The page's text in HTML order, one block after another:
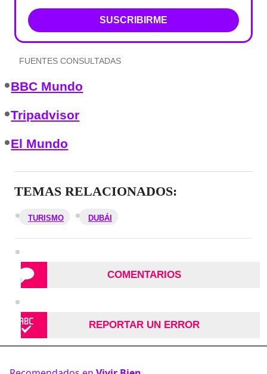
SUSCRIBIRME
FUENTES CONSULTADAS
BBC Mundo
Tripadvisor
El Mundo
TEMAS RELACIONADOS:
TURISMO DUBÁI
COMENTARIOS
REPORTAR UN ERROR